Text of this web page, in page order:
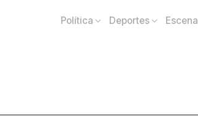
Política Deportes Escena